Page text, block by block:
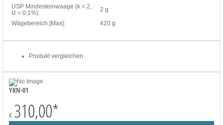
USP Mindesteinwaage (k = 2,
U = 0.1%):
2 g
Wägebereich [Max]:
420 g
Produkt vergleichen
YKN-01
€ 310,00*